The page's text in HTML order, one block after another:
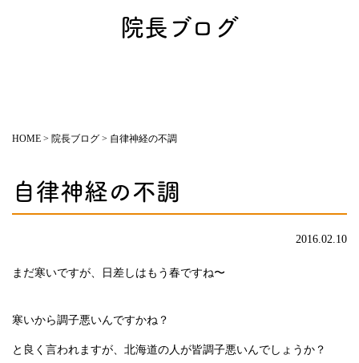
院長ブログ
HOME > 院長ブログ > 自律神経の不調
自律神経の不調
2016.02.10
まだ寒いですが、日差しはもう春ですね〜
寒いから調子悪いんですかね？
と良く言われますが、北海道の人が皆調子悪いんでしょうか？